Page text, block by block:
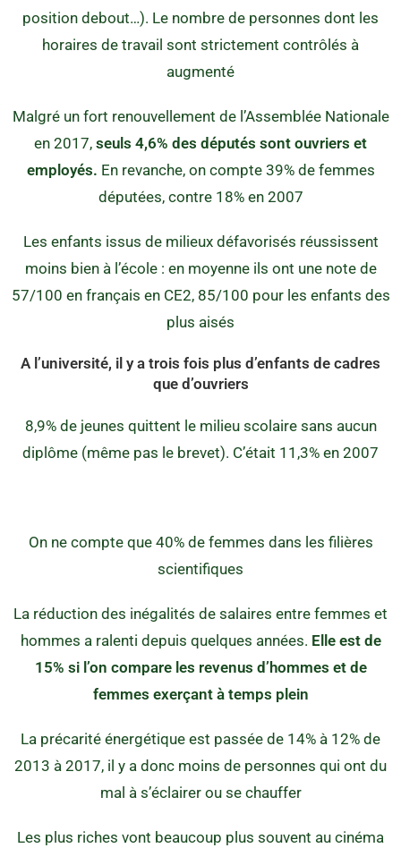
position debout…). Le nombre de personnes dont les
horaires de travail sont strictement contrôlés à
augmenté
Malgré un fort renouvellement de l’Assemblée Nationale
en 2017, seuls 4,6% des députés sont ouvriers et
employés. En revanche, on compte 39% de femmes
députées, contre 18% en 2007
Les enfants issus de milieux défavorisés réussissent
moins bien à l’école : en moyenne ils ont une note de
57/100 en français en CE2, 85/100 pour les enfants des
plus aisés
A l’université, il y a trois fois plus d’enfants de cadres
que d’ouvriers
8,9% de jeunes quittent le milieu scolaire sans aucun
diplôme (même pas le brevet). C’était 11,3% en 2007
On ne compte que 40% de femmes dans les filières
scientifiques
La réduction des inégalités de salaires entre femmes et
hommes a ralenti depuis quelques années. Elle est de
15% si l’on compare les revenus d’hommes et de
femmes exerçant à temps plein
La précarité énergétique est passée de 14% à 12% de
2013 à 2017, il y a donc moins de personnes qui ont du
mal à s’éclairer ou se chauffer
Les plus riches vont beaucoup plus souvent au cinéma